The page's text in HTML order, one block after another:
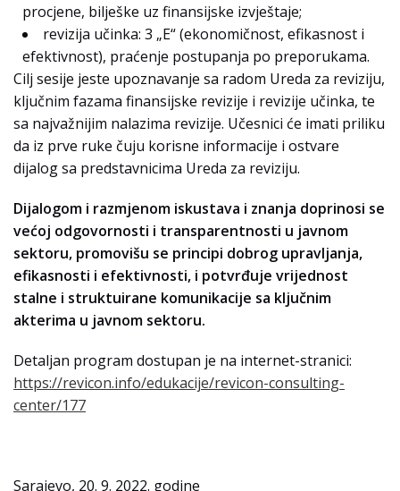
procjene, bilješke uz finansijske izvještaje;
revizija učinka: 3 „E“ (ekonomičnost, efikasnost i
efektivnost), praćenje postupanja po preporukama.
Cilj sesije jeste upoznavanje sa radom Ureda za reviziju,
ključnim fazama finansijske revizije i revizije učinka, te
sa najvažnijim nalazima revizije. Učesnici će imati priliku
da iz prve ruke čuju korisne informacije i ostvare
dijalog sa predstavnicima Ureda za reviziju.
Dijalogom i razmjenom iskustava i znanja doprinosi se
većoj odgovornosti i transparentnosti u javnom
sektoru, promovišu se principi dobrog upravljanja,
efikasnosti i efektivnosti, i potvrđuje vrijednost
stalne i struktuirane komunikacije sa ključnim
akterima u javnom sektoru.
Detaljan program dostupan je na internet-stranici:
https://revicon.info/edukacije/revicon-consulting-
center/177
Sarajevo, 20. 9. 2022. godine